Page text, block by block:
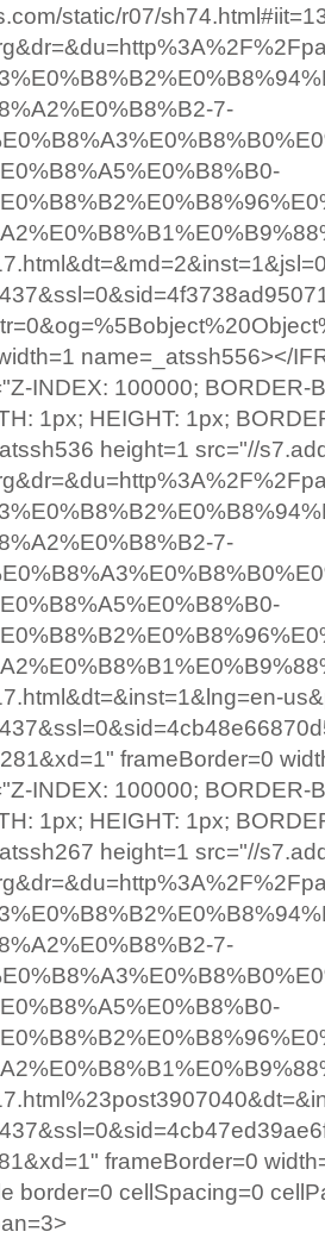
static/r07/
7-
name=_atssh556></
INDEX: 100000;
1px; HEIGHT: 1px;
height=1 src="//
7-
frameBorder=0
INDEX: 100000;
1px; HEIGHT: 1px;
height=1 src="//
7-
frameBorder=0
border=0 cellSpacing=0